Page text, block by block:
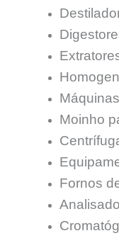
Moinho
Fornos